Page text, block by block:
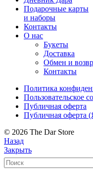
Подарочные карты
и наборы
Контакты
О нас
Букеты
Доставка
Обмен и
Контакты
Политика
Пользовательское
Публичная оферта
Публичная оферта
© 2026 The Dar Store
Назад
Закрыть